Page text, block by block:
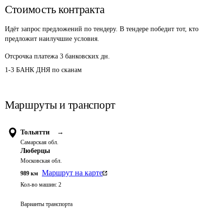
Стоимость контракта
Идёт запрос предложений по тендеру. В тендере победит тот, кто
предложит наилучшие условия.
Отсрочка платежа 3 банковских дн.
1-3 БАНК ДНЯ по сканам
Маршруты и транспорт
Тольятти →
Самарская обл.
Люберцы
Московская обл.
989 км Маршрут на карте
Кол-во машин: 2
Варианты транспорта